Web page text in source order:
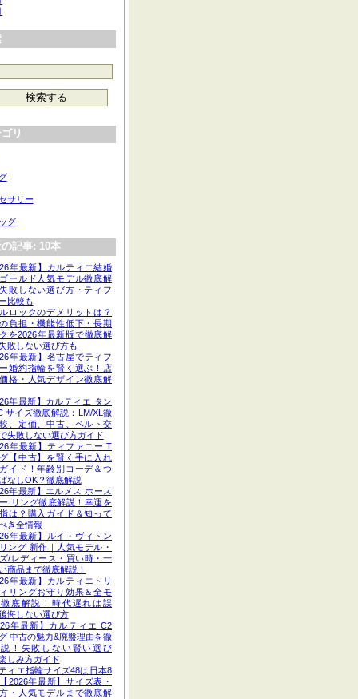
リ
サリー
グ
記事: 10本
年最新】カルティエ結婚
ールド人気モデル徹底解
敗しない選び方・ティフ
比較も
ロックのデメリットは？
負担・機能性低下・長期
を2026年最新版で徹底解
敗しない選び方も
年最新】名古屋でティフ
婚約指輪を賢く選ぶ！店
格・人気デザイン徹底解
年最新】カルティエ タン
サイズ徹底解説：LM/XL徹
、定価、中古、ベルト交
失敗しない選び方ガイド
年最新】ティファニー T
【中古】を賢く手に入れ
イド！年齢別コーデ＆つ
なしOK？徹底解説
年最新】エルメス ホース
リング徹底解説！幸運を
は？購入ガイド＆知って
き全情報
年最新】ルイ・ヴィトン
ング 新作｜人気モデル・
/レディース・買い時・一
商品まで徹底解説！
年最新】カルティエトリ
リングお守り効果＆全モ
底解説！時代遅れは誤
悔しない選び方
年最新】カルティエ C2
中古の魅力&廃盤理由を徹
説！失敗しない賢い選び
しみ方ガイド
ィエ指輪サイズ48は日本8
2026年最新】サイズ表・
・人気モデルまで徹底解